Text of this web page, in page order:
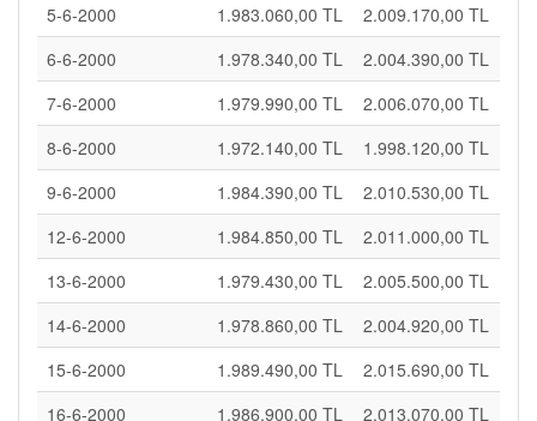
5-6-2000
1.983.060,00 TL
2.009.170,00 TL
6-6-2000
1.978.340,00 TL
2.004.390,00 TL
7-6-2000
1.979.990,00 TL
2.006.070,00 TL
8-6-2000
1.972.140,00 TL
1.998.120,00 TL
9-6-2000
1.984.390,00 TL
2.010.530,00 TL
12-6-2000
1.984.850,00 TL
2.011.000,00 TL
13-6-2000
1.979.430,00 TL
2.005.500,00 TL
14-6-2000
1.978.860,00 TL
2.004.920,00 TL
15-6-2000
1.989.490,00 TL
2.015.690,00 TL
16-6-2000
1.986.900,00 TL
2.013.070,00 TL